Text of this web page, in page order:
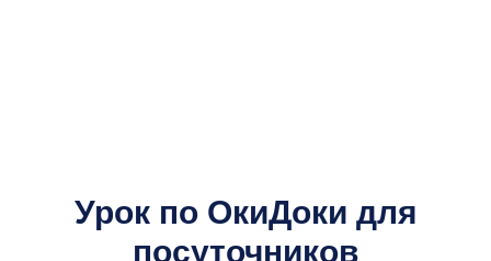
Урок по ОкиДоки для
посуточников